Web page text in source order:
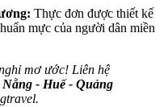
Thực đơn được thiết kế
mực của người dân miền
mơ ước! Liên hệ
- Huế - Quảng